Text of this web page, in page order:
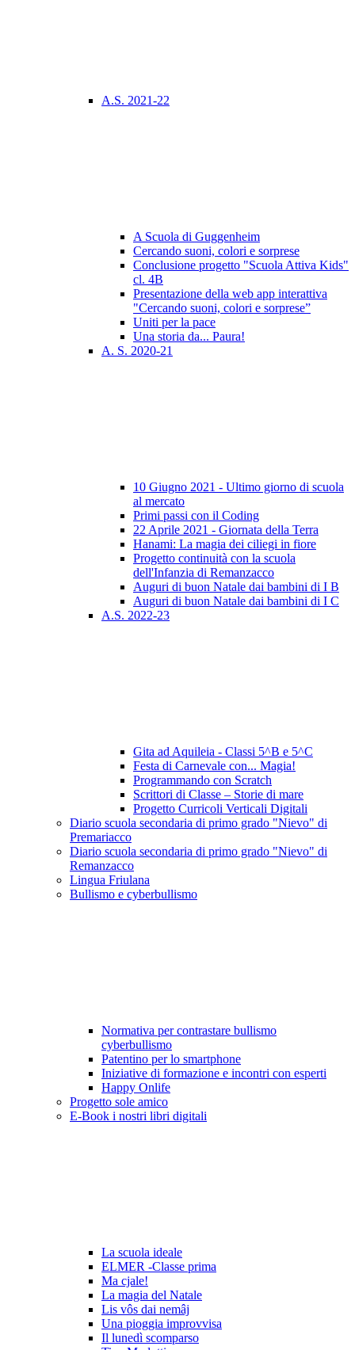
A.S. 2021-22
A Scuola di Guggenheim
Cercando suoni, colori e sorprese
Conclusione progetto "Scuola Attiva Kids"
cl. 4B
Presentazione della web app interattiva
"Cercando suoni, colori e sorprese”
Uniti per la pace
Una storia da... Paura!
A. S. 2020-21
10 Giugno 2021 - Ultimo giorno di scuola
al mercato
Primi passi con il Coding
22 Aprile 2021 - Giornata della Terra
Hanami: La magia dei ciliegi in fiore
Progetto continuità con la scuola
dell'Infanzia di Remanzacco
Auguri di buon Natale dai bambini di I B
Auguri di buon Natale dai bambini di I C
A.S. 2022-23
Gita ad Aquileia - Classi 5^B e 5^C
Festa di Carnevale con... Magia!
Programmando con Scratch
Scrittori di Classe – Storie di mare
Progetto Curricoli Verticali Digitali
Diario scuola secondaria di primo grado "Nievo" di
Premariacco
Diario scuola secondaria di primo grado "Nievo" di
Remanzacco
Lingua Friulana
Bullismo e cyberbullismo
Normativa per contrastare bullismo
cyberbullismo
Patentino per lo smartphone
Iniziative di formazione e incontri con esperti
Happy Onlife
Progetto sole amico
E-Book i nostri libri digitali
La scuola ideale
ELMER -Classe prima
Ma cjale!
La magia del Natale
Lis vôs dai nemâj
Una pioggia improvvisa
Il lunedì scomparso